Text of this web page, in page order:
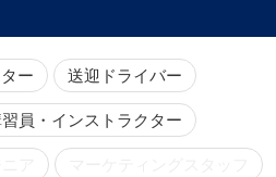
ー 送迎ドライバー
員・インストラクター